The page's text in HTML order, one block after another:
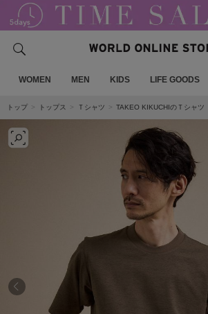
WOMEN MEN KIDS LIFE GOODS
トップ トップス Ｔシャツ TAKEO KIKUCHIのＴシャツ